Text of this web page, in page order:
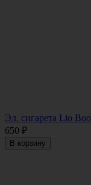
Эл. сигарета Lio
650 ₽
В корзину